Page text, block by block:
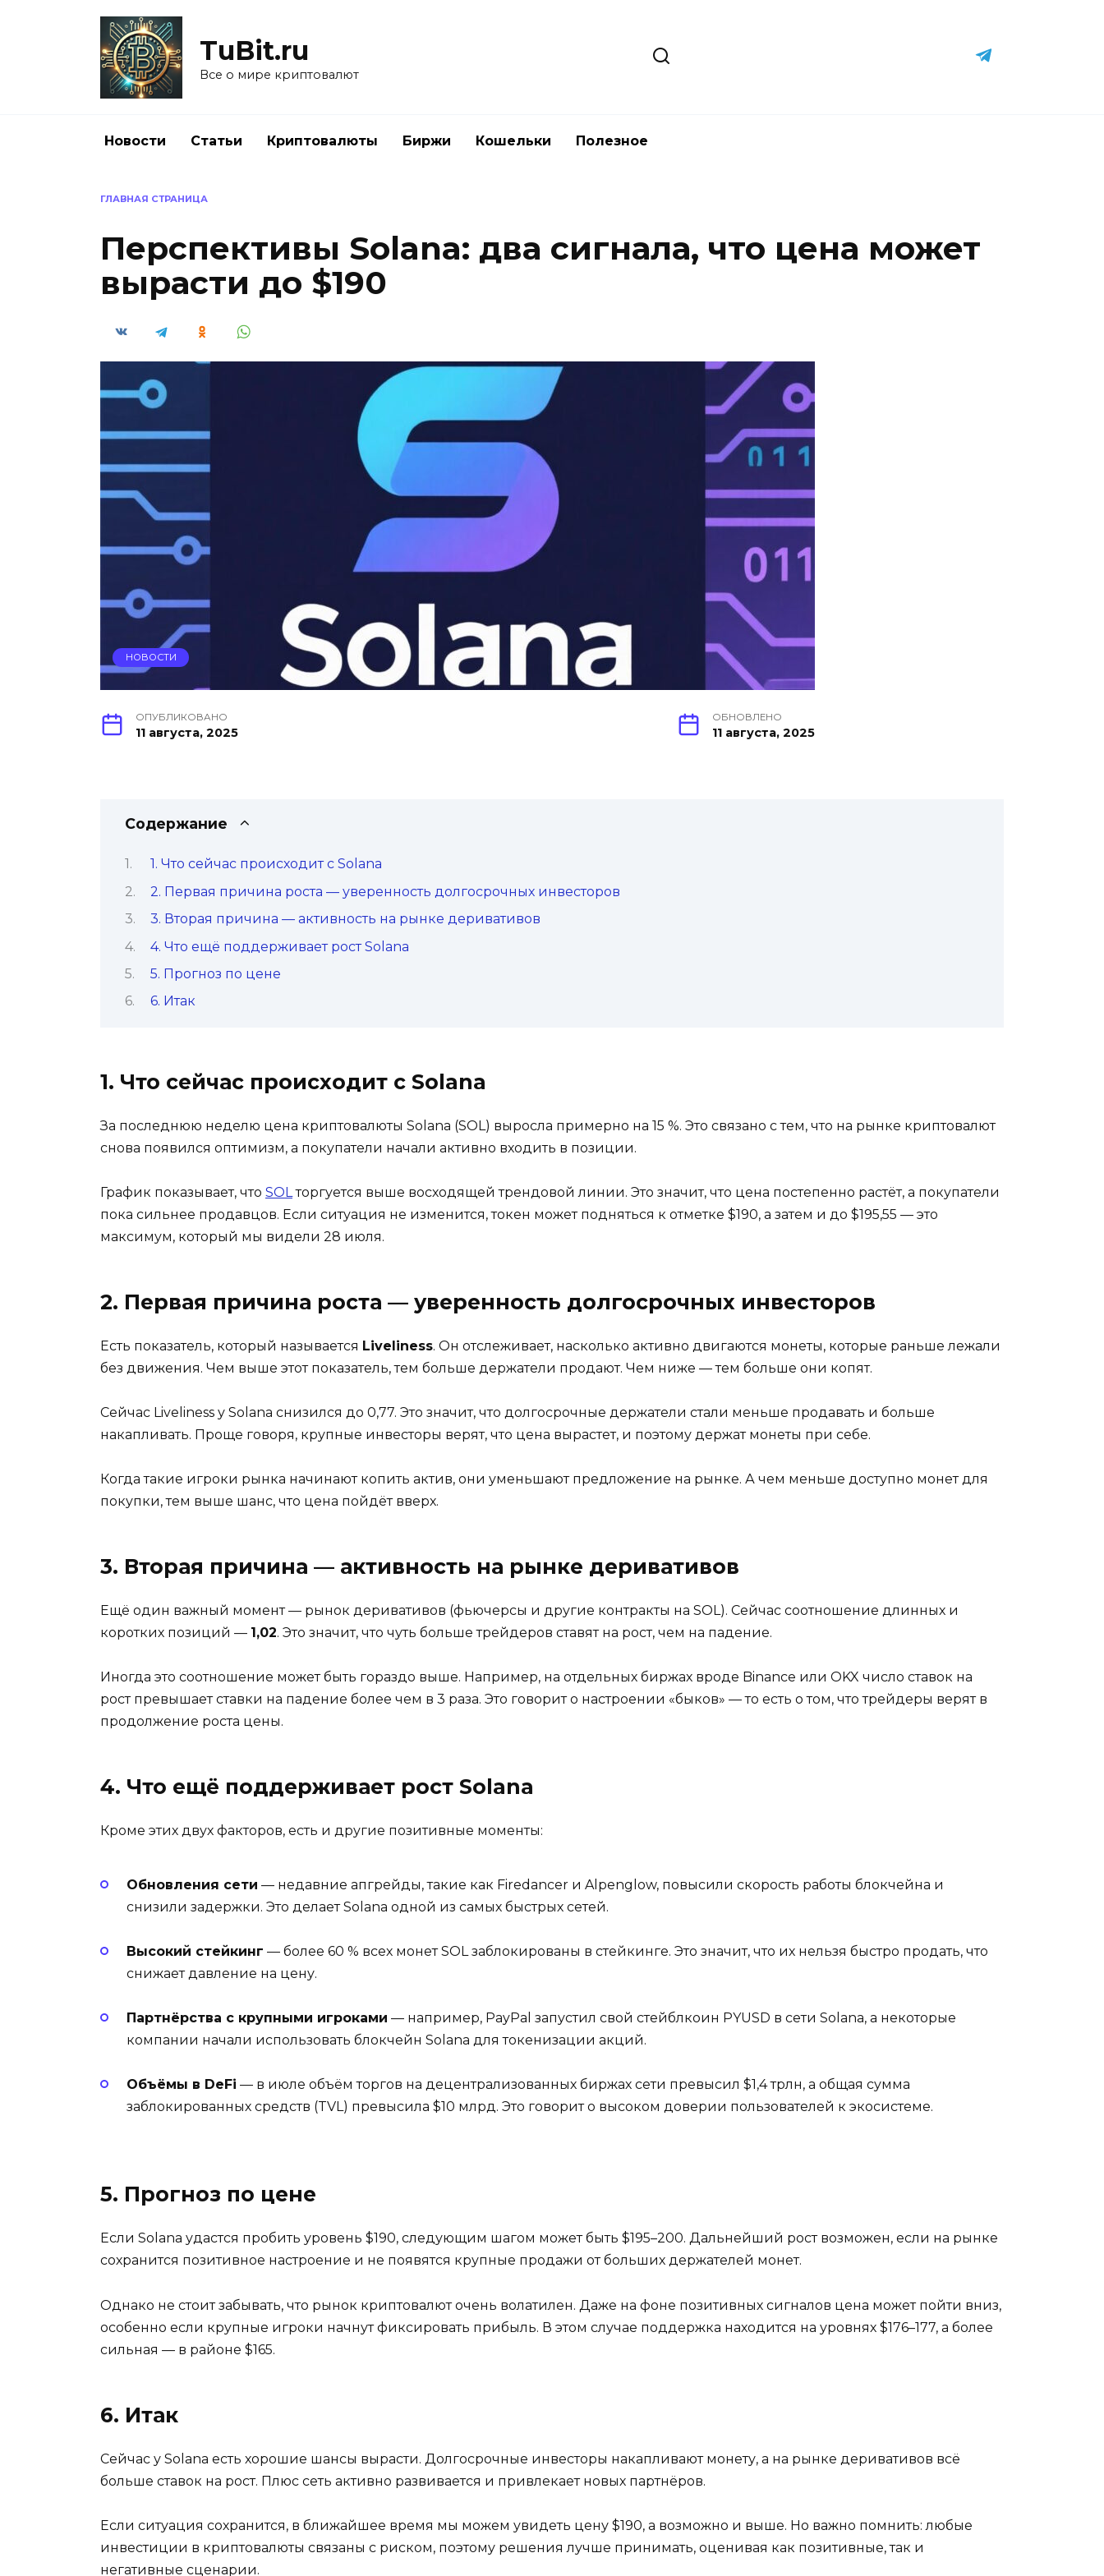
TuBit.ru
Все о мире криптовалют
Новости Статьи Криптовалюты Биржи Кошельки Полезное
ГЛАВНАЯ СТРАНИЦА
Перспективы Solana: два сигнала, что цена может
вырасти до $190
НОВОСТИ
ОПУБЛИКОВАНО
11 августа, 2025
ОБНОВЛЕНО
11 августа, 2025
Содержание
1. Что сейчас происходит с Solana
2. Первая причина роста — уверенность долгосрочных инвесторов
3. Вторая причина — активность на рынке деривативов
4. Что ещё поддерживает рост Solana
5. Прогноз по цене
6. Итак
1. Что сейчас происходит с Solana
За последнюю неделю цена криптовалюты Solana (SOL) выросла примерно на 15 %. Это связано с тем, что на рынке криптовалют
снова появился оптимизм, а покупатели начали активно входить в позиции.
График показывает, что SOL торгуется выше восходящей трендовой линии. Это значит, что цена постепенно растёт, а покупатели
пока сильнее продавцов. Если ситуация не изменится, токен может подняться к отметке $190, а затем и до $195,55 — это
максимум, который мы видели 28 июля.
2. Первая причина роста — уверенность долгосрочных инвесторов
Есть показатель, который называется Liveliness. Он отслеживает, насколько активно двигаются монеты, которые раньше лежали
без движения. Чем выше этот показатель, тем больше держатели продают. Чем ниже — тем больше они копят.
Сейчас Liveliness у Solana снизился до 0,77. Это значит, что долгосрочные держатели стали меньше продавать и больше
накапливать. Проще говоря, крупные инвесторы верят, что цена вырастет, и поэтому держат монеты при себе.
Когда такие игроки рынка начинают копить актив, они уменьшают предложение на рынке. А чем меньше доступно монет для
покупки, тем выше шанс, что цена пойдёт вверх.
3. Вторая причина — активность на рынке деривативов
Ещё один важный момент — рынок деривативов (фьючерсы и другие контракты на SOL). Сейчас соотношение длинных и
коротких позиций — 1,02. Это значит, что чуть больше трейдеров ставят на рост, чем на падение.
Иногда это соотношение может быть гораздо выше. Например, на отдельных биржах вроде Binance или OKX число ставок на
рост превышает ставки на падение более чем в 3 раза. Это говорит о настроении «быков» — то есть о том, что трейдеры верят в
продолжение роста цены.
4. Что ещё поддерживает рост Solana
Кроме этих двух факторов, есть и другие позитивные моменты:
Обновления сети — недавние апгрейды, такие как Firedancer и Alpenglow, повысили скорость работы блокчейна и
снизили задержки. Это делает Solana одной из самых быстрых сетей.
Высокий стейкинг — более 60 % всех монет SOL заблокированы в стейкинге. Это значит, что их нельзя быстро продать, что
снижает давление на цену.
Партнёрства с крупными игроками — например, PayPal запустил свой стейблкоин PYUSD в сети Solana, а некоторые
компании начали использовать блокчейн Solana для токенизации акций.
Объёмы в DeFi — в июле объём торгов на децентрализованных биржах сети превысил $1,4 трлн, а общая сумма
заблокированных средств (TVL) превысила $10 млрд. Это говорит о высоком доверии пользователей к экосистеме.
5. Прогноз по цене
Если Solana удастся пробить уровень $190, следующим шагом может быть $195–200. Дальнейший рост возможен, если на рынке
сохранится позитивное настроение и не появятся крупные продажи от больших держателей монет.
Однако не стоит забывать, что рынок криптовалют очень волатилен. Даже на фоне позитивных сигналов цена может пойти вниз,
особенно если крупные игроки начнут фиксировать прибыль. В этом случае поддержка находится на уровнях $176–177, а более
сильная — в районе $165.
6. Итак
Сейчас у Solana есть хорошие шансы вырасти. Долгосрочные инвесторы накапливают монету, а на рынке деривативов всё
больше ставок на рост. Плюс сеть активно развивается и привлекает новых партнёров.
Если ситуация сохранится, в ближайшее время мы можем увидеть цену $190, а возможно и выше. Но важно помнить: любые
инвестиции в криптовалюты связаны с риском, поэтому решения лучше принимать, оценивая как позитивные, так и
негативные сценарии.